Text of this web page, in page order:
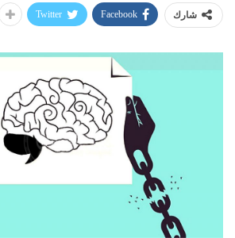
شارك Facebook
Twitter